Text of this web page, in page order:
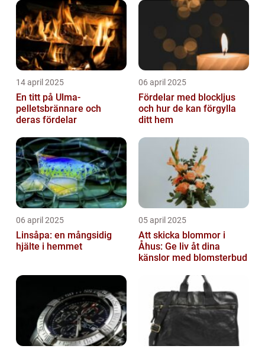
14 april 2025
En titt på Ulma-
pelletsbrännare och
deras fördelar
06 april 2025
Fördelar med blockljus
och hur de kan förgylla
ditt hem
06 april 2025
Linsåpa: en mångsidig
hjälte i hemmet
05 april 2025
Att skicka blommor i
Åhus: Ge liv åt dina
känslor med blomsterbud